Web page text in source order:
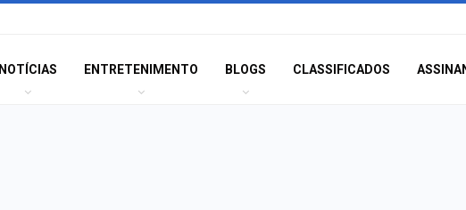
NOTÍCIAS ENTRETENIMENTO BLOGS CLASSIFICADOS